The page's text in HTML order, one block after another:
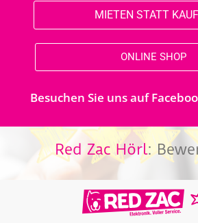
MIETEN STATT
ONLINE SHOP
Besuchen Sie uns auf
Red Zac Hörl: